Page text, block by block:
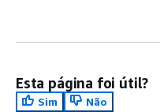
Esta página foi útil?
Sim
Não